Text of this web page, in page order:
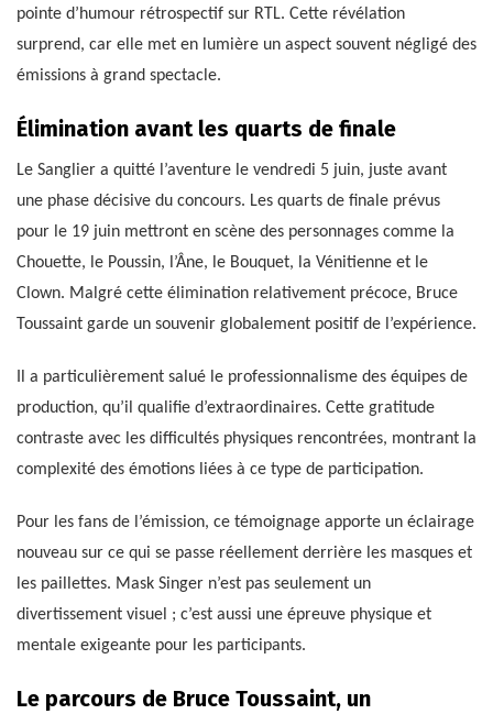
pointe d’humour rétrospectif sur RTL. Cette révélation
surprend, car elle met en lumière un aspect souvent négligé des
émissions à grand spectacle.
Élimination avant les quarts de finale
Le Sanglier a quitté l’aventure le vendredi 5 juin, juste avant
une phase décisive du concours. Les quarts de finale prévus
pour le 19 juin mettront en scène des personnages comme la
Chouette, le Poussin, l’Âne, le Bouquet, la Vénitienne et le
Clown. Malgré cette élimination relativement précoce, Bruce
Toussaint garde un souvenir globalement positif de l’expérience.
Il a particulièrement salué le professionnalisme des équipes de
production, qu’il qualifie d’extraordinaires. Cette gratitude
contraste avec les difficultés physiques rencontrées, montrant la
complexité des émotions liées à ce type de participation.
Pour les fans de l’émission, ce témoignage apporte un éclairage
nouveau sur ce qui se passe réellement derrière les masques et
les paillettes. Mask Singer n’est pas seulement un
divertissement visuel ; c’est aussi une épreuve physique et
mentale exigeante pour les participants.
Le parcours de Bruce Toussaint, un